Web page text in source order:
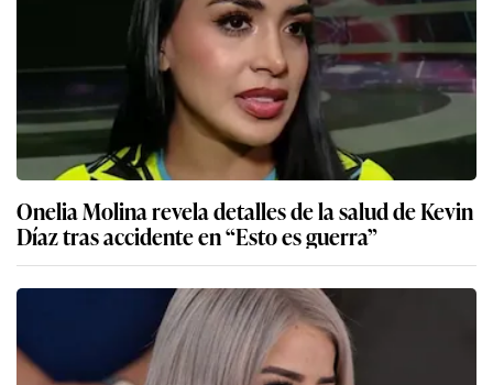
Onelia Molina revela detalles de la salud de Kevin
Díaz tras accidente en “Esto es guerra”